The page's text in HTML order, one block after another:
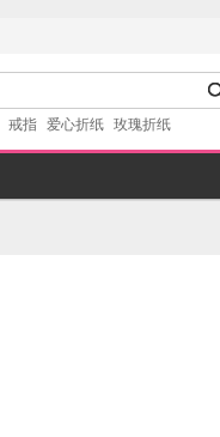
戒指 爱心折纸 玫瑰折纸